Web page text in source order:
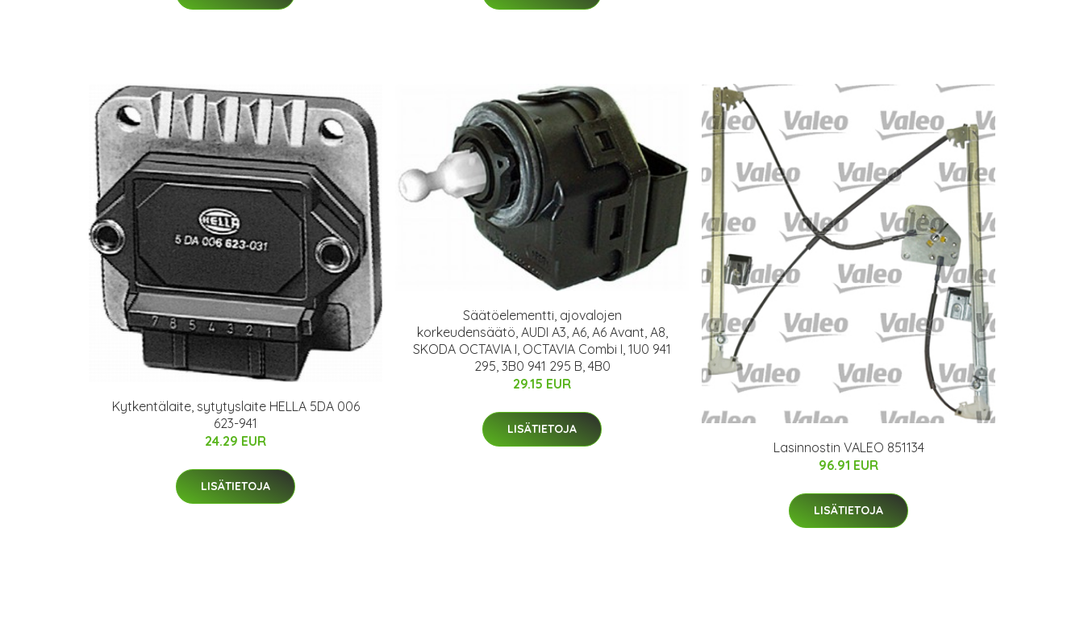
Kytkentälaite, sytytyslaite HELLA 5DA 006
623-941
24.29 EUR
LISÄTIETOJA
Säätöelementti, ajovalojen
korkeudensäätö, AUDI A3, A6, A6 Avant, A8,
SKODA OCTAVIA I, OCTAVIA Combi I, 1U0 941
295, 3B0 941 295 B, 4B0
29.15 EUR
LISÄTIETOJA
Lasinnostin VALEO 851134
96.91 EUR
LISÄTIETOJA